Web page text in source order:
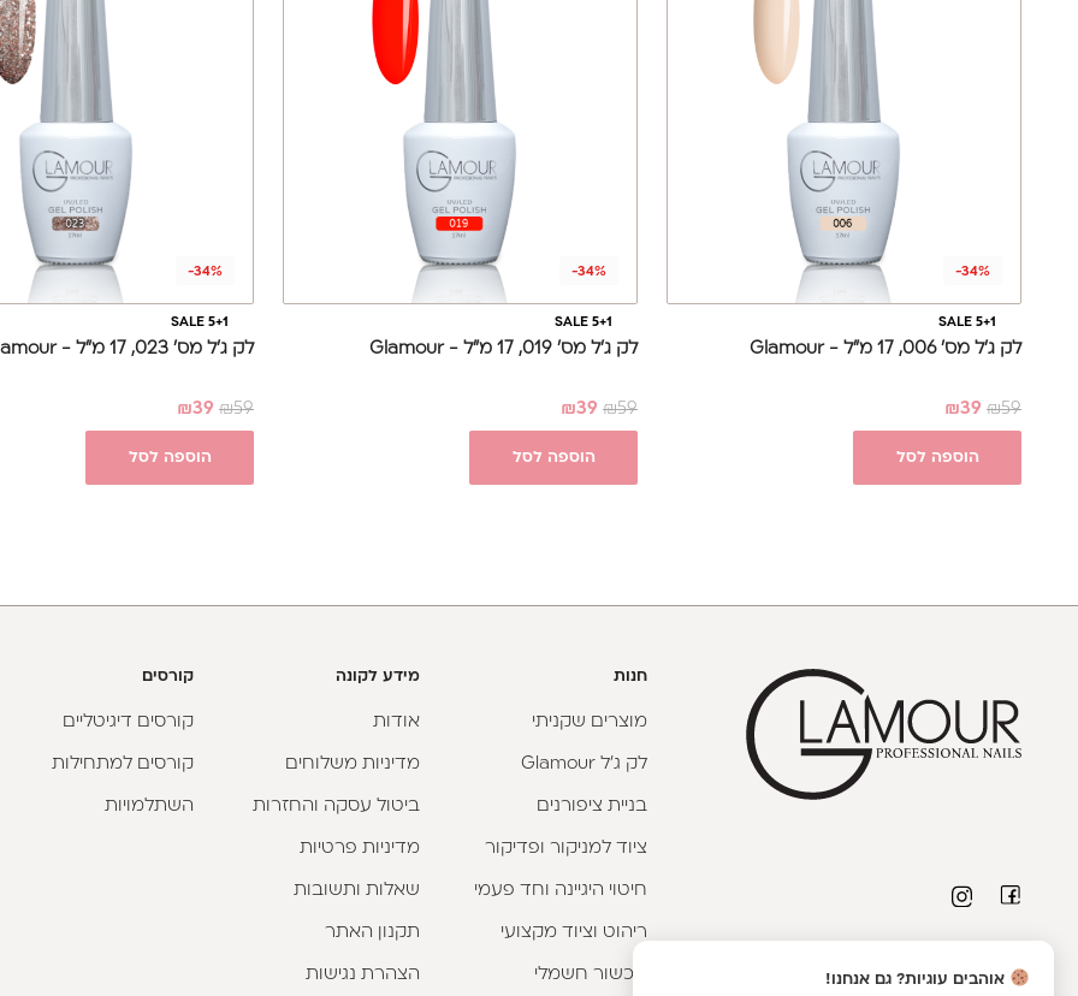
-34%
SALE 5+1
לק ג'ל מס' 006, 17 מ"ל - Glamour
₪59
₪39
הוספה לסל
-34%
SALE 5+1
לק ג'ל מס' 019, 17 מ"ל - Glamour
₪59
₪39
הוספה לסל
-34%
SALE 5+1
לק ג'ל מס' 023, 17 מ"ל - Glamour
₪59
₪39
הוספה לסל
חנות
מוצרים שקניתי
לק ג'ל Glamour
בניית ציפורנים
ציוד למניקור ופדיקור
חיטוי היגיינה וחד פעמי
ריהוט וציוד מקצועי
מכשור חשמלי
מידע לקונה
אודות
מדיניות משלוחים
ביטול עסקה והחזרות
מדיניות פרטיות
שאלות ותשובות
תקנון האתר
הצהרת נגישות
קורסים
קורסים דיגיטליים
קורסים למתחילות
השתלמויות
אוהבים עוגיות? גם אנחנו!